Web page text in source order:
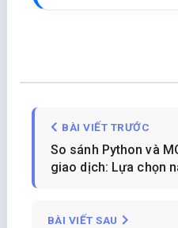
BÀI VIẾT TRƯỚC
So sánh Python và
giao dịch: Lựa chọn
BÀI VIẾT SAU